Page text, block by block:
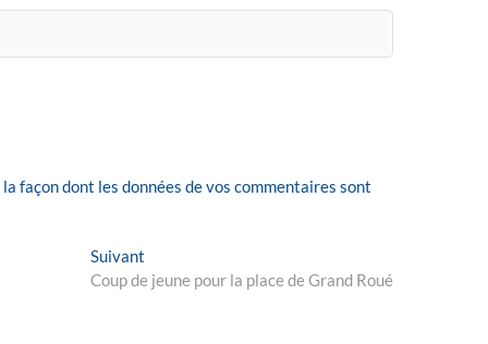
façon dont les données de vos commentaires sont
Suivant
post:
Coup de jeune pour la place de Grand Roué